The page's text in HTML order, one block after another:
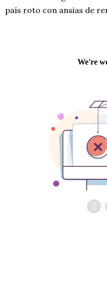
país roto con ansias de